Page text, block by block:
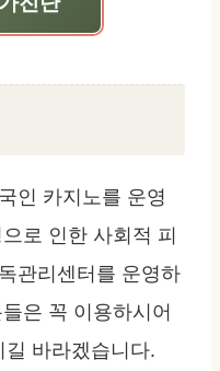
인 카지노를 운영
로 인한 사회적 피
관리센터를 운영하
은 꼭 이용하시어
바라겠습니다.